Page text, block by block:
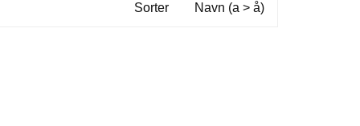
Sorter Navn (a > å)